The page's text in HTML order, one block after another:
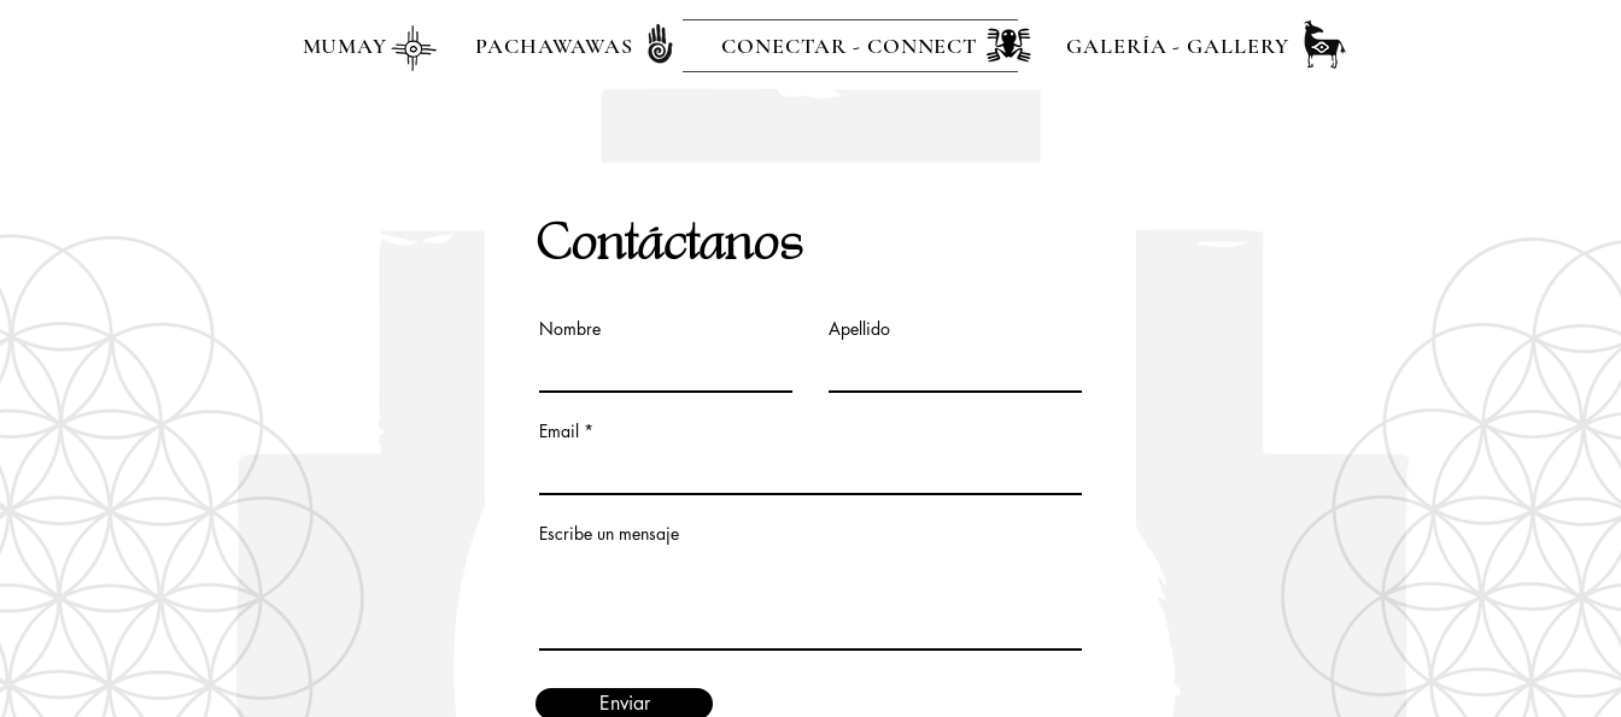
MUMAY PACHAWAWAS CONECTAR - CONNECT GALERÍA - GALLERY
Contáctanos
Nombre Apellido
Email
Escribe un mensaje
Enviar